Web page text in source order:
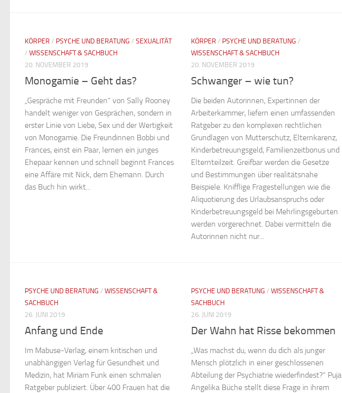
KÖRPER / PSYCHE UND BERATUNG / SEXUALITÄT
/ WISSENSCHAFT & SACHBUCH
20. NOVEMBER 2019
Monogamie – Geht das?
„Gespräche mit Freunden“ von Sally Rooney
handelt weniger von Gesprächen, sondern in
erster Linie von Liebe, Sex und der Wertigkeit
von Monogamie. Die Freundinnen Bobbi und
Frances, einst ein Paar, lernen ein junges
Ehepaar kennen und schnell beginnt Frances
eine Affäre mit Nick, dem Ehemann. Durch
das Buch hin wirkt...
KÖRPER / PSYCHE UND BERATUNG /
WISSENSCHAFT & SACHBUCH
20. NOVEMBER 2019
Schwanger – wie tun?
Die beiden Autorinnen, Expertinnen der
Arbeiterkammer, liefern einen umfassenden
Ratgeber zu den komplexen rechtlichen
Grundlagen von Mutterschutz, Elternkarenz,
Kinderbetreuungsgeld, Familienzeitbonus und
Elternteilzeit. Greifbar werden die Gesetze
und Bestimmungen über realitätsnahe
Beispiele. Knifflige Fragestellungen wie die
Aliquotierung des Urlaubsanspruchs oder
Kinderbetreuungsgeld bei Mehrlingsgeburten
werden vorgerechnet. Dabei vermitteln die
Autorinnen nicht nur...
PSYCHE UND BERATUNG / WISSENSCHAFT &
SACHBUCH
26. JUNI 2019
Anfang und Ende
Im Mabuse-Verlag, einem kritischen und
unabhängigen Verlag für Gesundheit und
Medizin, hat Miriam Funk einen schmalen
Ratgeber publiziert. Über 400 Frauen hat die
PSYCHE UND BERATUNG / WISSENSCHAFT &
SACHBUCH
26. JUNI 2019
Der Wahn hat Risse bekommen
„Was machst du, wenn du dich als junger
Mensch plötzlich in einer geschlossenen
Abteilung der Psychiatrie wiederfindest?“ Puja
Angelika Büche stellt diese Frage in ihrem